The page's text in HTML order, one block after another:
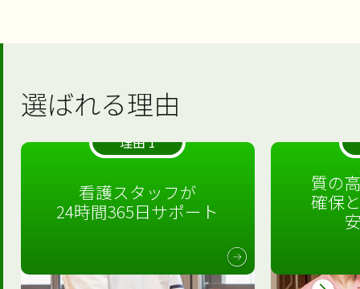
選ばれる理由
理由 1
看護スタッフが
24時間365日サポート
質の
確保